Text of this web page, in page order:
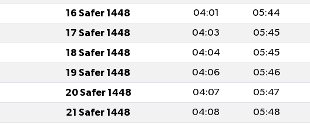
16 Safer 1448 04:01 05:44
17 Safer 1448 04:03 05:45
18 Safer 1448 04:04 05:45
19 Safer 1448 04:06 05:46
20 Safer 1448 04:07 05:47
21 Safer 1448 04:08 05:48